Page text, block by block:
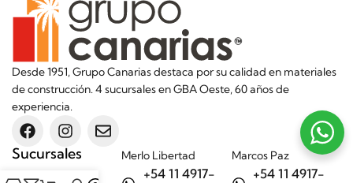
Desde 1951, Grupo Canarias destaca por su calidad en materiales
de construcción. 4 sucursales en GBA Oeste, 60 años de
experiencia.
Sucursales Merlo Libertad
+54 11 4917-
Marcos Paz
+54 11 4917-